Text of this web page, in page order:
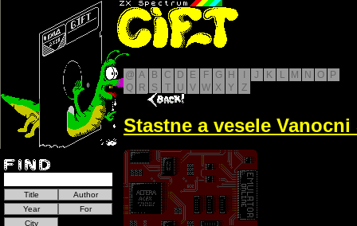
@ A B C D E F G H J K L M N O
P
Q
R S T U V W X Y Z
Stastne a vesele Vanocni